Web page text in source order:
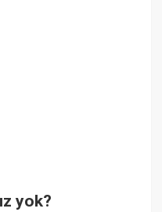
yok?